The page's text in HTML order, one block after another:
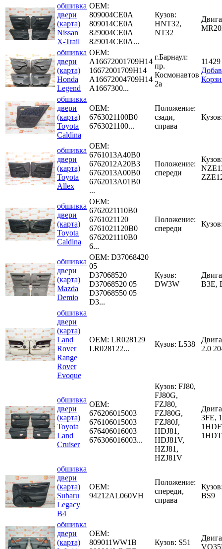
обшивка
двери
(карта)
Nissan
X-Trail
OEM:
809004CE0A
809014CE0A
829004CE0A
829014CE0A...
Кузов:
HNT32,
NT32
обшивка
двери
(карта)
Honda
Legend
OEM:
A16672001709H14
16672001709H14
A16672004709H14
A1667300...
г.Барнаул:
пр.
Космонавтов
2а
11429
обшивка
двери
(карта)
Toyota
Caldina
OEM:
6763021100B0
6763021100...
Положение:
сзади,
справа
обшивка
двери
(карта)
Toyota
Allex
OEM:
6761013A40B0
6762012A20B3
6762013A00B0
6762013A01B0
...
Положение:
спереди
обшивка
двери
(карта)
Toyota
Caldina
OEM:
6762021110B0
6761021120
6761021120B0
6762021110B0
6...
Положение:
спереди
обшивка
двери
(карта)
Mazda
Demio
OEM: D37068420
05
D37068520
D37068520 05
D37068550 05
D3...
Кузов:
DW3W
B3E,
обшивка
двери
(карта)
Land
Rover
Range
Rover
Evoque
OEM: LR028129
LR028122...
Кузов: L538
2.0
обшивка
двери
(карта)
Toyota
Land
Cruiser
OEM:
676206015003
676106015003
676406016003
676306016003...
Кузов: FJ80,
FJ80G,
FZJ80,
FZJ80G,
FZJ80J,
HDJ81,
HDJ81V,
HZJ81,
HZJ81V
3FE,
обшивка
двери
(карта)
Subaru
Legacy
B4
OEM:
94212AL060VH
Положение:
спереди,
справа
BS9
обшивка
двери
(карта)
OEM:
809011WW1B
Кузов: S51